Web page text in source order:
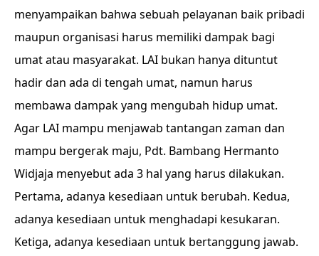
menyampaikan bahwa sebuah pelayanan baik pribadi
maupun organisasi harus memiliki dampak bagi
umat atau masyarakat. LAI bukan hanya dituntut
hadir dan ada di tengah umat, namun harus
membawa dampak yang mengubah hidup umat.
Agar LAI mampu menjawab tantangan zaman dan
mampu bergerak maju, Pdt. Bambang Hermanto
Widjaja menyebut ada 3 hal yang harus dilakukan.
Pertama, adanya kesediaan untuk berubah. Kedua,
adanya kesediaan untuk menghadapi kesukaran.
Ketiga, adanya kesediaan untuk bertanggung jawab.